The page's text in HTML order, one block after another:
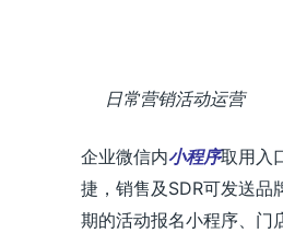
日常营销活动运营
企业微信内小程序取用入
捷，销售及SDR可发送品
期的活动报名小程序、门